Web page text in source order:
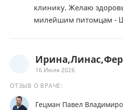
клинику. Желаю
милейшим питомцам -
16 Июля 2026
ОТЗЫВ О ВРАЧЕ:
Гецман Павел